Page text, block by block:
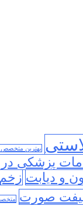
بهترین
پزشکی
و دیابت
صورت